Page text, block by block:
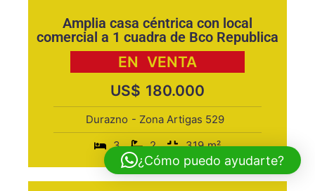
Amplia casa céntrica con local
comercial a 1 cuadra de Bco Republica
EN VENTA
US$ 180.000
Durazno - Zona Artigas 529
3
2 319 m²
¿Cómo puedo ayudarte?